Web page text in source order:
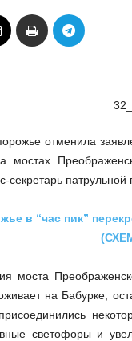
отменила
мостах
секретарь
в “час пик”
моста
на Бабурке,
светофоры и